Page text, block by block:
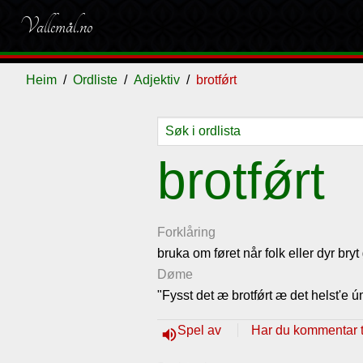
Vallemål.no
Heim Ordliste Adjektiv brotfǿrt
brotfǿrt
Forklåring
bruka om føret når folk eller dyr
Døme
"Fysst det æ brotfǿrt æ det helst'e
volume_upSpel av Har du kommentar